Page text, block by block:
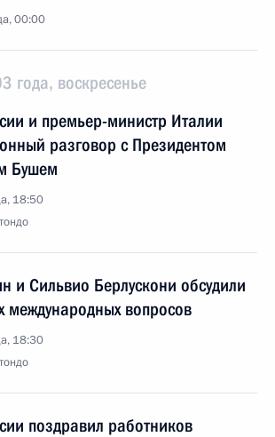
00:00
года, воскресенье
и премьер-министр Италии
разговор с Президентом
Бушем
18:50
и Сильвио Берлускони обсудили
международных вопросов
18:30
поздравил работников